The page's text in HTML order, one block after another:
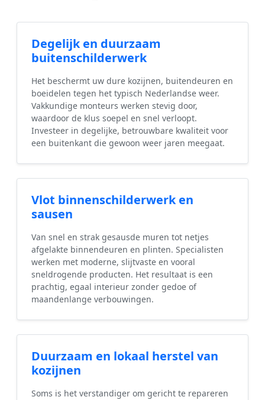
Degelijk en duurzaam
buitenschilderwerk
Het beschermt uw dure kozijnen, buitendeuren en
boeidelen tegen het typisch Nederlandse weer.
Vakkundige monteurs werken stevig door,
waardoor de klus soepel en snel verloopt.
Investeer in degelijke, betrouwbare kwaliteit voor
een buitenkant die gewoon weer jaren meegaat.
Vlot binnenschilderwerk en
sausen
Van snel en strak gesausde muren tot netjes
afgelakte binnendeuren en plinten. Specialisten
werken met moderne, slijtvaste en vooral
sneldrogende producten. Het resultaat is een
prachtig, egaal interieur zonder gedoe of
maandenlange verbouwingen.
Duurzaam en lokaal herstel van
kozijnen
Soms is het verstandiger om gericht te repareren